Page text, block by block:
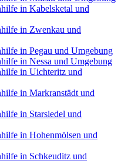
in Kabelsketal und
in Zwenkau und
in Pegau und Umgebung
in Nessa und Umgebung
in Uichteritz und
in Markranstädt und
in Starsiedel und
in Hohenmölsen und
in Schkeuditz und